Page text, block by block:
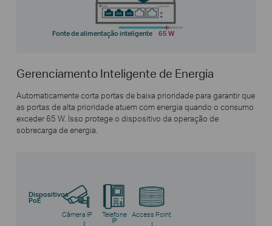
Fonte de alimentação inteligente 65 W
Gerenciamento Inteligente de Energia
Automaticamente corta portas de baixa prioridade para garantir que
as portas de alta prioridade atuem com energia quando o consumo
exceder 65 W. Isso protege o dispositivo da operação de
sobrecarga de energia.
Dispositivos
PoE
Câmera IP Telefone
IP
Access Point